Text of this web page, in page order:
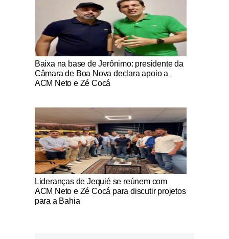
Notícias Católicas
Baixa na base de Jerônimo: presidente da
Câmara de Boa Nova declara apoio a
ACM Neto e Zé Cocá
Notícias Católicas
Lideranças de Jequié se reúnem com
ACM Neto e Zé Cocá para discutir projetos
para a Bahia